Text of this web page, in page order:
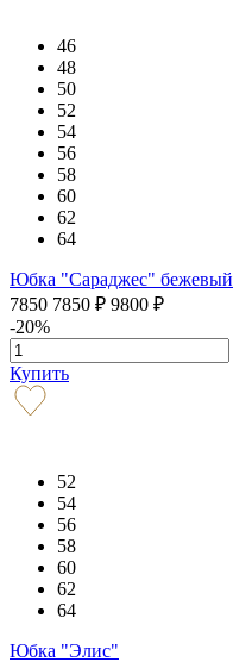
46
48
50
52
54
56
58
60
62
64
Юбка "Сараджес" бежевый
7850 7850 ₽ 9800 ₽
-20%
Купить
52
54
56
58
60
62
64
Юбка "Элис"